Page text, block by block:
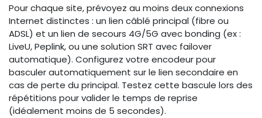
Pour chaque site, prévoyez au moins deux connexions
Internet distinctes : un lien câblé principal (fibre ou
ADSL) et un lien de secours 4G/5G avec bonding (ex :
LiveU, Peplink, ou une solution SRT avec failover
automatique). Configurez votre encodeur pour
basculer automatiquement sur le lien secondaire en
cas de perte du principal. Testez cette bascule lors des
répétitions pour valider le temps de reprise
(idéalement moins de 5 secondes).